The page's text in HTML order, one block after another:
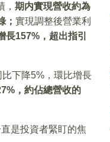
期内實現營收約為
； 實現調整後營業利
157%，超出指引
下降5%，環比增長
，約佔總營收的
是投資者緊盯的焦